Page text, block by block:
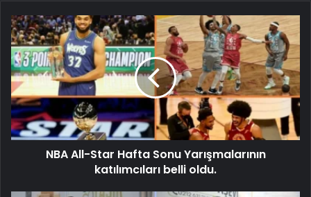
NBA All-Star Hafta Sonu Yarışmalarının
katılımcıları belli oldu.